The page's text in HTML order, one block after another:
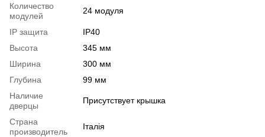
Количество
модулей
24 модуля
IP защита
IP40
Высота
345 мм
Ширина
300 мм
Глубина
99 мм
Наличие
дверцы
Присутствует крышка
Страна
производитель
Італія